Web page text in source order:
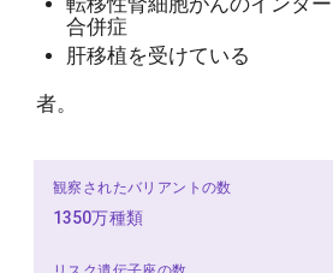
転移性腎細胞がんのインタ
合併症
肝移植を受けている
者。
観察されたバリアントの数
1350万種類